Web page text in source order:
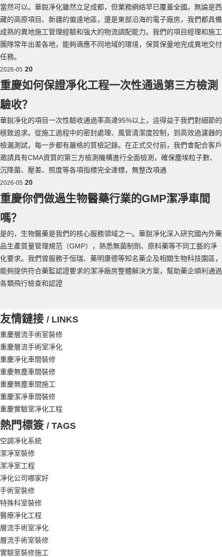
當然可以。華銳凈化雖然立足成都，但業務網絡早已覆蓋全國。無論是西
藏的高原項目、新疆的偏遠地區，還是東部沿海的電子廠房，我們都具備
成熟的異地施工管理經驗和強大的物流調配能力。我們的項目經理和施工
團隊常年出差各地，能夠適應不同地域的環境，保質保量地完成異地交付
任務。
2026-05 20
重慶如何保證凈化工程一次性通過第三方檢測
驗收？
華銳凈化的項目一次性驗收通過率高達95%以上，這得益于我們對細節的
極致追求。從施工過程中的密封處理、風管清潔度控制，到高效過濾器的
檢漏測試，每一步都有嚴格的質檢記錄。在正式交付前，我們會配合客戶
邀請具有CMA資質的第三方檢測機構進行全面檢測，確保塵埃粒子數、
沉降菌、壓差、照度等各項指標完全達標，無整改項通
2026-05 20
重慶你們做過生物醫藥行業的GMP潔凈車間
嗎？
是的，生物醫藥是我們的核心服務領域之一。華銳凈化深入研究國內外藥
品生產質量管理規范（GMP），熟悉無菌制劑、原料藥等不同工藝的凈
化要求。我們曾服務于恒瑞、藥明康德等知名藥企及相關生物科技園區，
能夠提供符合藥監認證要求的潔凈廠房整體解決方案，幫助藥企順利通過
各類飛行檢查和認證
友情鏈接 / LINKS
重慶層流手術室裝修
重慶層流手術室凈化
重慶凈化車間裝修
重慶無塵車間裝修
重慶無塵車間施工
重慶潔凈車間裝修
重慶實驗室凈化工程
熱門標簽 / TAGS
空調凈化系統
潔凈室裝修
潔凈室工程
凈化公司哪家好
手術室裝修
特殊科室裝修
醫療凈化工程
層流手術室凈化
層流手術室裝修
實驗室裝修施工